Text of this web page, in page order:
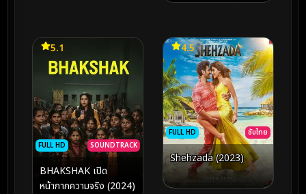
FULL HD SOUNDTRACK
5.1
BHAKSHAK เปิด
หน้ากากความจริง (2024)
FULL HD ซับไทย
4.5
Shehzada (2023)